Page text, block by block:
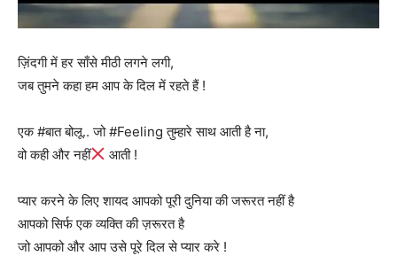
ज़िंदगी में हर साँसे मीठी लगने लगी,
जब तुमने कहा हम आप के दिल में रहते हैं !
एक #बात बोलू.. जो #Feeling तुम्हारे साथ आती है ना,
वो कही और नहीं
आती !
प्यार करने के लिए शायद आपको पूरी दुनिया की जरूरत नहीं है
आपको सिर्फ एक व्यक्ति की ज़रूरत है
जो आपको और आप उसे पूरे दिल से प्यार करे !